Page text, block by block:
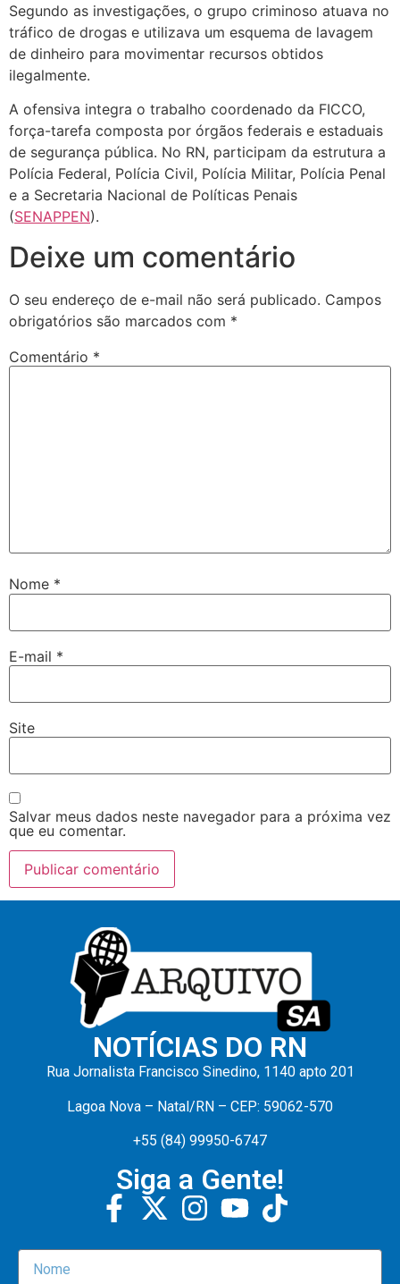
Segundo as investigações, o grupo criminoso atuava no
tráfico de drogas e utilizava um esquema de lavagem
de dinheiro para movimentar recursos obtidos
ilegalmente.
A ofensiva integra o trabalho coordenado da FICCO,
força-tarefa composta por órgãos federais e estaduais
de segurança pública. No RN, participam da estrutura a
Polícia Federal, Polícia Civil, Polícia Militar, Polícia Penal
e a Secretaria Nacional de Políticas Penais
(SENAPPEN).
Deixe um comentário
O seu endereço de e-mail não será publicado. Campos
obrigatórios são marcados com *
Comentário *
Nome *
E-mail *
Site
Salvar meus dados neste navegador para a próxima vez
que eu comentar.
NOTÍCIAS DO RN
Rua Jornalista Francisco Sinedino, 1140 apto 201
Lagoa Nova – Natal/RN – CEP: 59062-570
+55 (84) 99950-6747
Siga a Gente!